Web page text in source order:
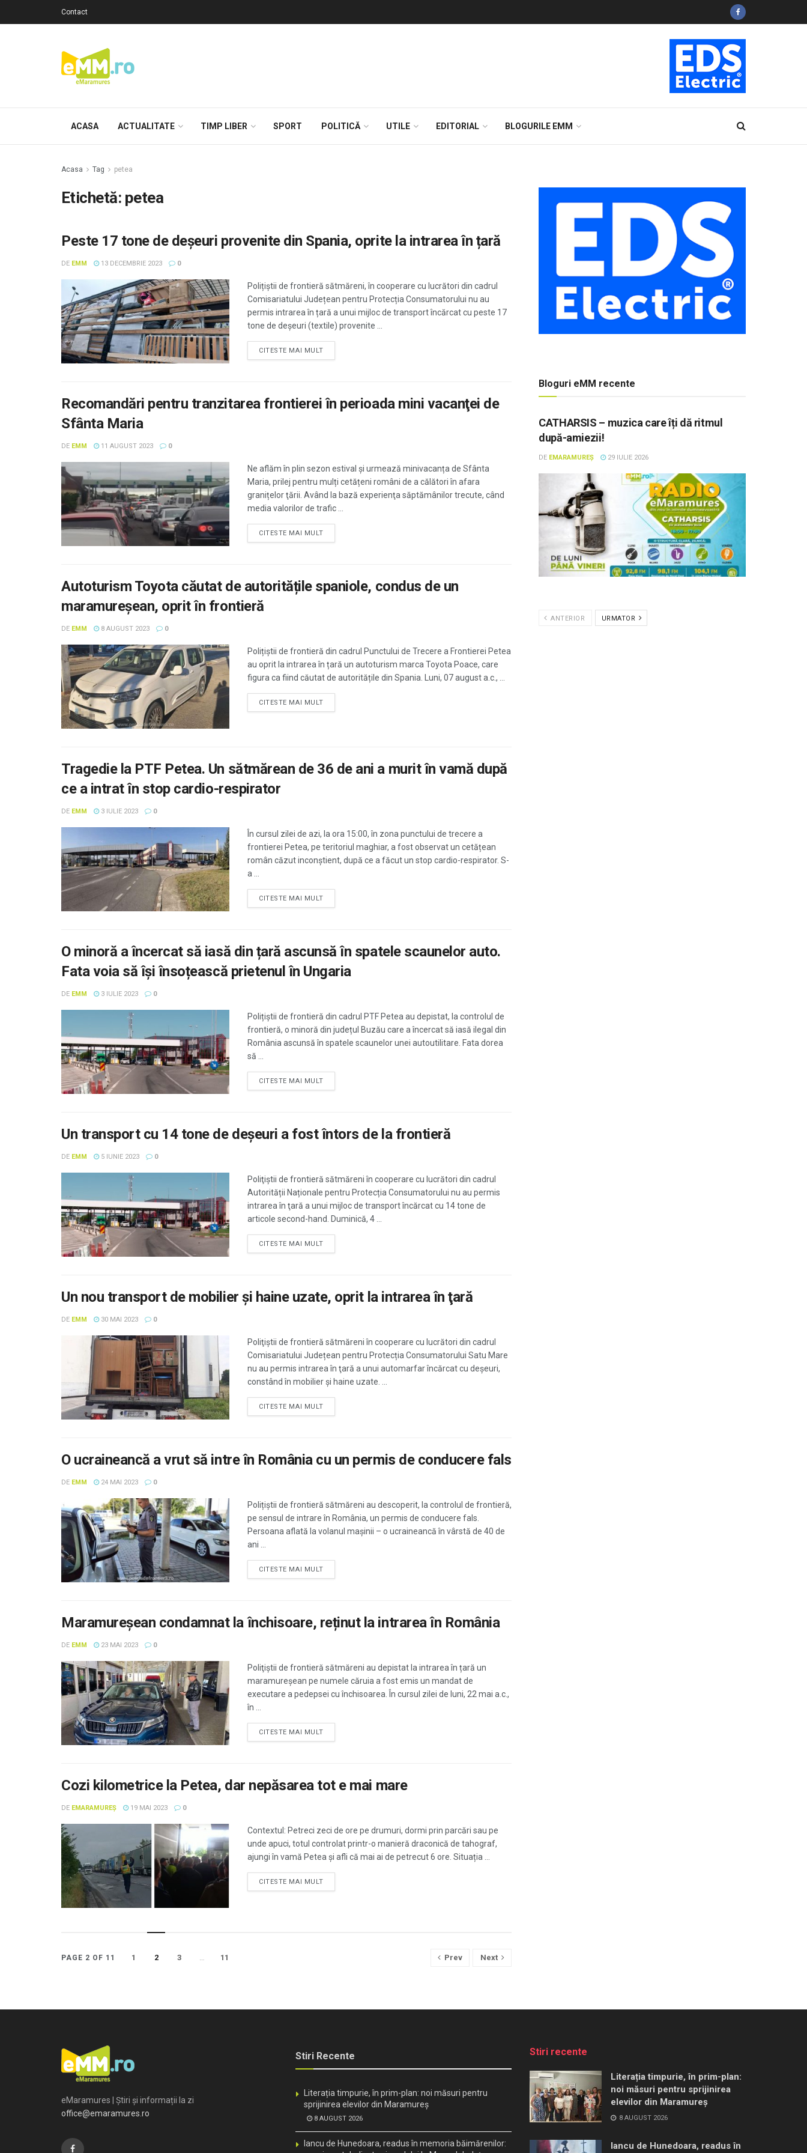
Contact
ACASA ACTUALITATE TIMP LIBER SPORT POLITICĂ UTILE EDITORIAL BLOGURILE EMM
Acasa Tag petea
Etichetă: petea
Peste 17 tone de deșeuri provenite din Spania, oprite la intrarea în țară
DE EMM 13 DECEMBRIE 2023 0
Polițiștii de frontieră sătmăreni, în cooperare cu lucrători din cadrul
Comisariatului Județean pentru Protecția Consumatorului nu au
permis intrarea în țară a unui mijloc de transport încărcat cu peste 17
tone de deșeuri (textile) provenite ...
CITESTE MAI MULT
Recomandări pentru tranzitarea frontierei în perioada mini vacanţei de
Sfânta Maria
DE EMM 11 AUGUST 2023 0
Ne aflăm în plin sezon estival şi urmează minivacanța de Sfânta
Maria, prilej pentru mulți cetățeni români de a călători în afara
granițelor ţării. Având la bază experienţa săptămânilor trecute, când
media valorilor de trafic ...
CITESTE MAI MULT
Autoturism Toyota căutat de autoritățile spaniole, condus de un
maramureşean, oprit în frontieră
DE EMM 8 AUGUST 2023 0
Polițiștii de frontieră din cadrul Punctului de Trecere a Frontierei Petea
au oprit la intrarea în țară un autoturism marca Toyota Poace, care
figura ca fiind căutat de autoritățile din Spania. Luni, 07 august a.c., ...
CITESTE MAI MULT
Tragedie la PTF Petea. Un sătmărean de 36 de ani a murit în vamă după
ce a intrat în stop cardio-respirator
DE EMM 3 IULIE 2023 0
În cursul zilei de azi, la ora 15:00, în zona punctului de trecere a
frontierei Petea, pe teritoriul maghiar, a fost observat un cetățean
român căzut inconștient, după ce a făcut un stop cardio-respirator. S-
a ...
CITESTE MAI MULT
O minoră a încercat să iasă din țară ascunsă în spatele scaunelor auto.
Fata voia să își însoțească prietenul în Ungaria
DE EMM 3 IULIE 2023 0
Polițiștii de frontieră din cadrul PTF Petea au depistat, la controlul de
frontieră, o minoră din județul Buzău care a încercat să iasă ilegal din
România ascunsă în spatele scaunelor unei autoutilitare. Fata dorea
să ...
CITESTE MAI MULT
Un transport cu 14 tone de deşeuri a fost întors de la frontieră
DE EMM 5 IUNIE 2023 0
Poliţiştii de frontieră sătmăreni în cooperare cu lucrători din cadrul
Autorității Naționale pentru Protecția Consumatorului nu au permis
intrarea în ţară a unui mijloc de transport încărcat cu 14 tone de
articole second-hand. Duminică, 4 ...
CITESTE MAI MULT
Un nou transport de mobilier și haine uzate, oprit la intrarea în ţară
DE EMM 30 MAI 2023 0
Poliţiştii de frontieră sătmăreni în cooperare cu lucrători din cadrul
Comisariatului Județean pentru Protecția Consumatorului Satu Mare
nu au permis intrarea în ţară a unui automarfar încărcat cu deșeuri,
constând în mobilier și haine uzate. ...
CITESTE MAI MULT
O ucraineancă a vrut să intre în România cu un permis de conducere fals
DE EMM 24 MAI 2023 0
Polițiștii de frontieră sătmăreni au descoperit, la controlul de frontieră,
pe sensul de intrare în România, un permis de conducere fals.
Persoana aflată la volanul mașinii – o ucraineancă în vârstă de 40 de
ani ...
CITESTE MAI MULT
Maramureşean condamnat la închisoare, reținut la intrarea în România
DE EMM 23 MAI 2023 0
Poliţiştii de frontieră sătmăreni au depistat la intrarea în țară un
maramureșean pe numele căruia a fost emis un mandat de
executare a pedepsei cu închisoarea. În cursul zilei de luni, 22 mai a.c.,
în ...
CITESTE MAI MULT
Cozi kilometrice la Petea, dar nepăsarea tot e mai mare
DE EMARAMUREȘ 19 MAI 2023 0
Contextul: Petreci zeci de ore pe drumuri, dormi prin parcări sau pe
unde apuci, totul controlat printr-o manieră draconică de tahograf,
ajungi în vamă Petea și afli că mai ai de petrecut 6 ore. Situația ...
CITESTE MAI MULT
PAGE 2 OF 11 Prev
1 2 3 … 11 Next
Bloguri eMM recente
CATHARSIS – muzica care îți dă ritmul
după-amiezii!
DE EMARAMUREȘ 29 IULIE 2026
ANTERIOR URMATOR
eMaramures | Știri și informații la zi
office@emaramures.ro
Stiri Recente
Literația timpurie, în prim-plan: noi măsuri pentru
sprijinirea elevilor din Maramureș
8 AUGUST 2026
Iancu de Hunedoara, readus în memoria băimărenilor:
Stiri recente
Literația timpurie, în prim-plan:
noi măsuri pentru sprijinirea
elevilor din Maramureș
8 AUGUST 2026
Iancu de Hunedoara, readus în